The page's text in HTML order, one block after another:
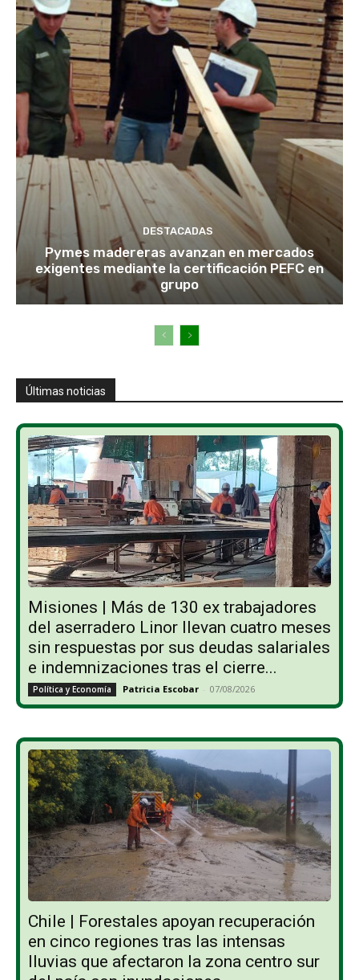
DESTACADAS
Pymes madereras avanzan en mercados
exigentes mediante la certificación PEFC en
grupo
Últimas noticias
Misiones | Más de 130 ex trabajadores
del aserradero Linor llevan cuatro meses
sin respuestas por sus deudas salariales
e indemnizaciones tras el cierre...
Política y Economía Patricia Escobar - 07/08/2026
Chile | Forestales apoyan recuperación
en cinco regiones tras las intensas
lluvias que afectaron la zona centro sur